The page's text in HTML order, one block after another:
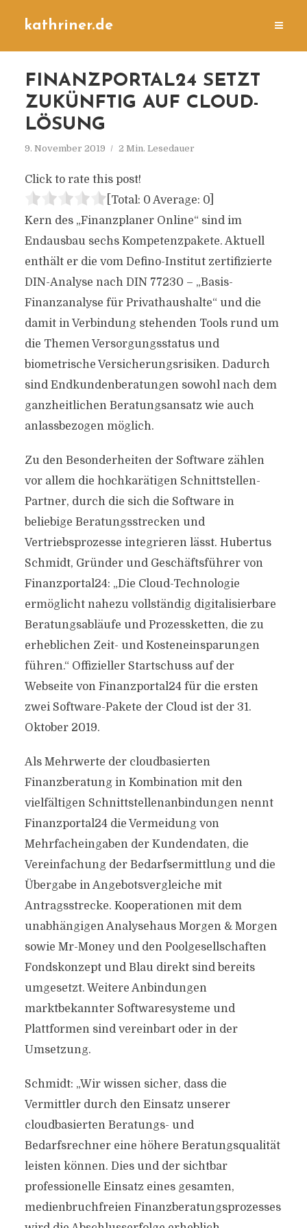
kathriner.de
FINANZPORTAL24 SETZT
ZUKÜNFTIG AUF CLOUD-
LÖSUNG
9. November 2019 2 Min. Lesedauer
Click to rate this post!
[Total: 0 Average: 0]
Kern des „Finanzplaner Online“ sind im
Endausbau sechs Kompetenzpakete. Aktuell
enthält er die vom Defino-Institut zertifizierte
DIN-Analyse nach DIN 77230 – „Basis-
Finanzanalyse für Privathaushalte“ und die
damit in Verbindung stehenden Tools rund um
die Themen Versorgungsstatus und
biometrische Versicherungsrisiken. Dadurch
sind Endkundenberatungen sowohl nach dem
ganzheitlichen Beratungsansatz wie auch
anlassbezogen möglich.
Zu den Besonderheiten der Software zählen
vor allem die hochkarätigen Schnittstellen-
Partner, durch die sich die Software in
beliebige Beratungsstrecken und
Vertriebsprozesse integrieren lässt. Hubertus
Schmidt, Gründer und Geschäftsführer von
Finanzportal24: „Die Cloud-Technologie
ermöglicht nahezu vollständig digitalisierbare
Beratungsabläufe und Prozessketten, die zu
erheblichen Zeit- und Kosteneinsparungen
führen.“ Offizieller Startschuss auf der
Webseite von Finanzportal24 für die ersten
zwei Software-Pakete der Cloud ist der 31.
Oktober 2019.
Als Mehrwerte der cloudbasierten
Finanzberatung in Kombination mit den
vielfältigen Schnittstellenanbindungen nennt
Finanzportal24 die Vermeidung von
Mehrfacheingaben der Kundendaten, die
Vereinfachung der Bedarfsermittlung und die
Übergabe in Angebotsvergleiche mit
Antragsstrecke. Kooperationen mit dem
unabhängigen Analysehaus Morgen & Morgen
sowie Mr-Money und den Poolgesellschaften
Fondskonzept und Blau direkt sind bereits
umgesetzt. Weitere Anbindungen
marktbekannter Softwaresysteme und
Plattformen sind vereinbart oder in der
Umsetzung.
Schmidt: „Wir wissen sicher, dass die
Vermittler durch den Einsatz unserer
cloudbasierten Beratungs- und
Bedarfsrechner eine höhere Beratungsqualität
leisten können. Dies und der sichtbar
professionelle Einsatz eines gesamten,
medienbruchfreien Finanzberatungsprozesses